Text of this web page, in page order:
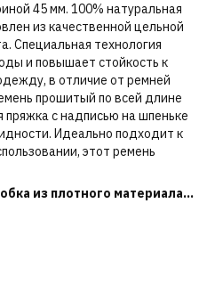
45 мм. 100% натуральная
из качественной цельной
Специальная технология
и повышает стойкость к
в отличие от ремней
прошитый по всей длине
пряжка с надписью на шпеньке
Идеально подходит к
этот ремень
из плотного материала...